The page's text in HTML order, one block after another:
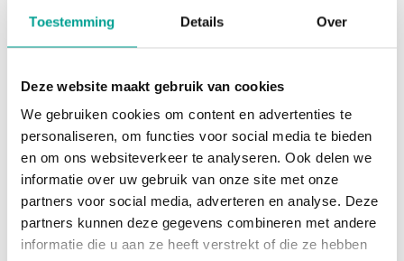
Toestemming Details Over
Deze website maakt gebruik van cookies
We gebruiken cookies om content en advertenties te
personaliseren, om functies voor social media te bieden
en om ons websiteverkeer te analyseren. Ook delen we
informatie over uw gebruik van onze site met onze
partners voor social media, adverteren en analyse. Deze
partners kunnen deze gegevens combineren met andere
informatie die u aan ze heeft verstrekt of die ze hebben
Ik wil mijn huis verhuren